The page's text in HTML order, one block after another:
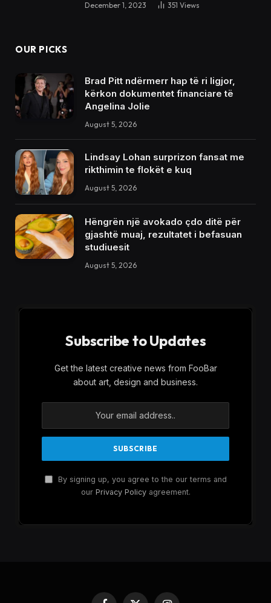
December 1, 2023 351 Views
OUR PICKS
Brad Pitt ndërmerr hap të ri ligjor,
kërkon dokumentet financiare të
Angelina Jolie
August 5, 2026
Lindsay Lohan surprizon fansat me
rikthimin te flokët e kuq
August 5, 2026
Hëngrën një avokado çdo ditë për
gjashtë muaj, rezultatet i befasuan
studiuesit
August 5, 2026
Subscribe to Updates
Get the latest creative news from FooBar
about art, design and business.
By signing up, you agree to the our terms and
our Privacy Policyagreement.